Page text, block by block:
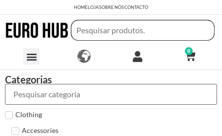
HOMELOJASOBRE NÓSCONTACTO
0
Categorias
Clothing
Accessories